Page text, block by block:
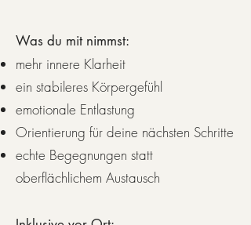
Was du mit nimmst:
mehr innere Klarheit
ein stabileres Körpergefühl
emotionale Entlastung
Orientierung für deine nächsten Schritte
echte Begegnungen statt
oberflächlichem Austausch